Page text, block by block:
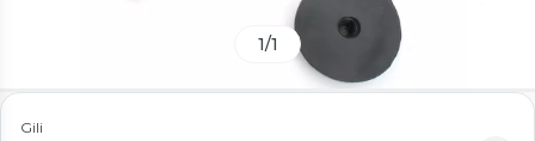
1/1
Gili